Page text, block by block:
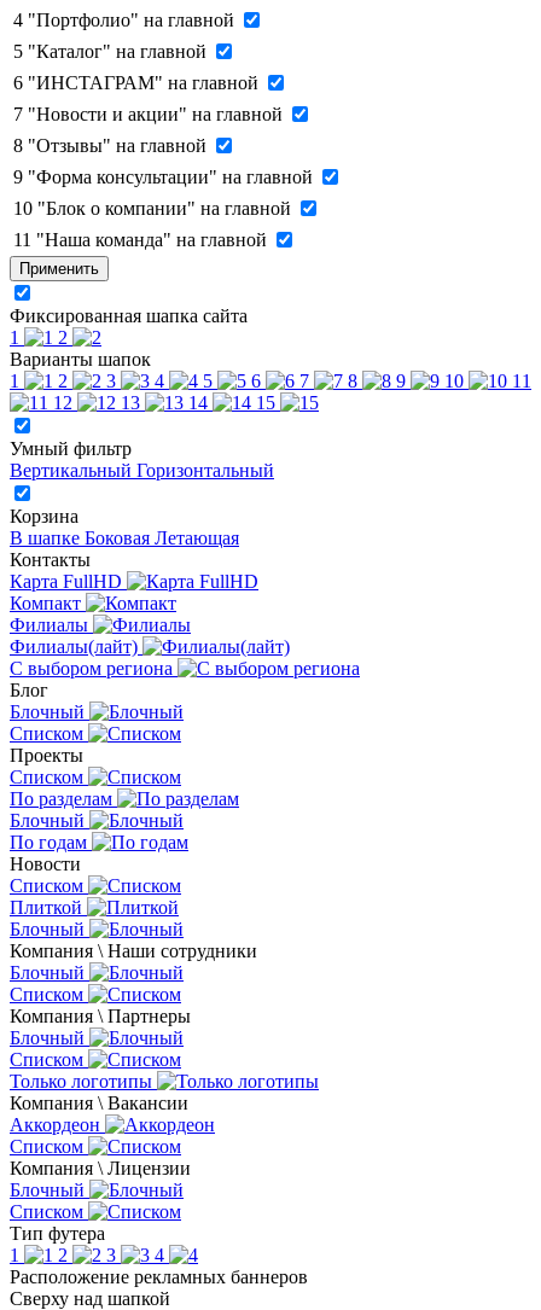
4 "Портфолио" на главной
5 "Каталог" на главной
6 "ИНСТАГРАМ" на главной
7 "Новости и акции" на главной
8 "Отзывы" на главной
9 "Форма консультации" на главной
10 "Блок о компании" на главной
11 "Наша команда" на главной
Применить
Фиксированная шапка сайта
1
2
Варианты шапок
1
2 3 4 5 6 7 8 9 10
11
12
13 14 15
Умный фильтр
Вертикальный Горизонтальный
Корзина
В шапке Боковая Летающая
Контакты
Карта FullHD
Компакт
Филиалы
Филиалы(лайт)
С выбором региона
Блог
Блочный
Списком
Проекты
Списком
По разделам
Блочный
По годам
Новости
Списком
Плиткой
Блочный
Компания \ Наши сотрудники
Блочный
Списком
Компания \ Партнеры
Блочный
Списком
Только логотипы
Компания \ Вакансии
Аккордеон
Списком
Компания \ Лицензии
Блочный
Списком
Тип футера
1
2 3
4
Расположение рекламных баннеров
Сверху над шапкой